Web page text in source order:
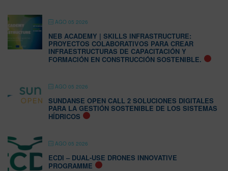
AGO 05 2026
NEB ACADEMY | SKILLS INFRASTRUCTURE:
PROYECTOS COLABORATIVOS PARA CREAR
INFRAESTRUCTURAS DE CAPACITACIÓN Y
FORMACIÓN EN CONSTRUCCIÓN SOSTENIBLE.
AGO 05 2026
SUNDANSE OPEN CALL 2 SOLUCIONES DIGITALES
PARA LA GESTIÓN SOSTENIBLE DE LOS SISTEMAS
HÍDRICOS
AGO 05 2026
ECDI – DUAL-USE DRONES INNOVATIVE
PROGRAMME